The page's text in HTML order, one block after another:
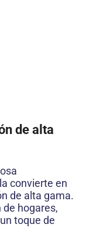
de alta
convierte en
de alta gama.
hogares,
toque de